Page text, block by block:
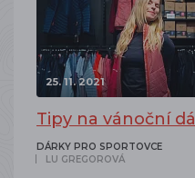
25. 11. 2021
Tipy na vánoční
DÁRKY PRO SPORTOVCE
LU GREGOROVÁ